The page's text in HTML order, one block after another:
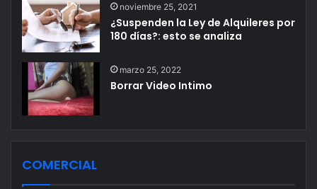
noviembre 25, 2021
¿Suspenden la Ley de Alquileres por
180 días?: esto se analiza
marzo 25, 2022
Borrar Video Intimo
COMERCIAL